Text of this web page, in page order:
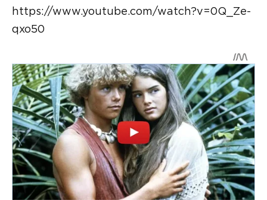
https://www.youtube.com/watch?v=0Q_Ze-
qxo50